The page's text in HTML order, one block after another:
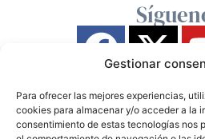
Gestionar
Para ofrecer las mejores experiencias,
cookies para almacenar y/o acceder a la
consentimiento de estas tecnologías nos